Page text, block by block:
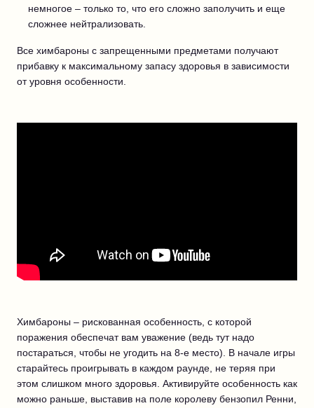
немногое – только то, что его сложно заполучить и еще
сложнее нейтрализовать.
Все химбароны с запрещенными предметами получают
прибавку к максимальному запасу здоровья в зависимости
от уровня особенности.
Химбароны – рискованная особенность, с которой
поражения обеспечат вам уважение (ведь тут надо
постараться, чтобы не угодить на 8-е место). В начале игры
старайтесь проигрывать в каждом раунде, не теряя при
этом слишком много здоровья. Активируйте особенность как
можно раньше, выставив на поле королеву бензопил Ренни,